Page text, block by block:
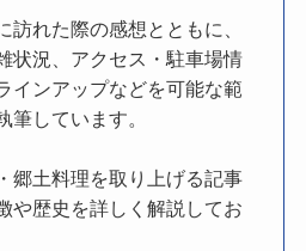
訪れた際の感想とともに、
状況、アクセス・駐車場情
インアップなどを可能な範
筆しています。
郷土料理を取り上げる記事
や歴史を詳しく解説してお